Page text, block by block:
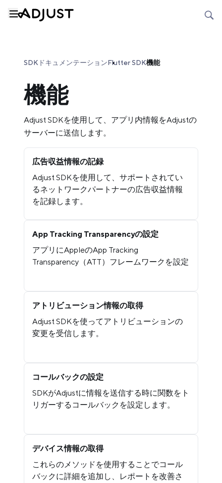
SDKドキュメンテーションFlutter SDK機能
機能
Adjust SDKを使用して、アプリ内情報をAdjustの
サーバーに送信します。
広告収益情報の記録
Adjust SDKを使用して、サポートされてい
るネットワークパートナーの広告収益情報
を記録します。
App Tracking Transparencyの設定
アプリにAppleのApp Tracking
Transparency（ATT）フレームワークを設定
アトリビューション情報の取得
Adjust SDKを使ってアトリビューションの
変更を受信します。
コールバックの設定
SDKがAdjustに情報を送信する時に関数をト
リガーするコールバックを設定します。
デバイス情報の取得
これらのメソッドを使用することでコール
バックに詳細を追加し、レポートを改善さ